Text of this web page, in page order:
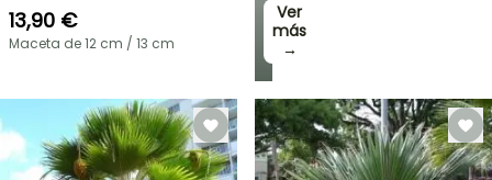
Ver
más
→
13,90 €
Maceta de 12 cm / 13 cm